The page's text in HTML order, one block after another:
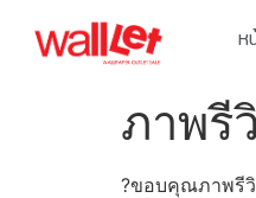
ห
ภาพรี
?ขอบคุณภาพรีวิ